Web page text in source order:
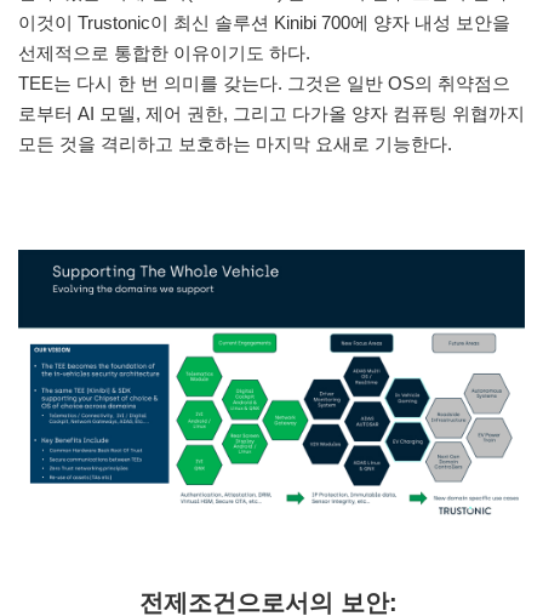
이것이 Trustonic이 최신 솔루션 Kinibi 700에 양자 내성 보안을
선제적으로 통합한 이유이기도 하다.
TEE는 다시 한 번 의미를 갖는다. 그것은 일반 OS의 취약점으
로부터 AI 모델, 제어 권한, 그리고 다가올 양자 컴퓨팅 위협까지
모든 것을 격리하고 보호하는 마지막 요새로 기능한다.
전제조건으로서의 보안: